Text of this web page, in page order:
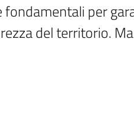
per
del territorio.